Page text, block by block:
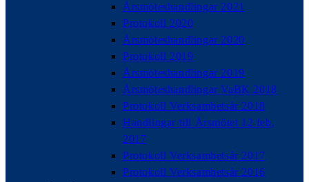
Årsmöteshandlingar 2021
Protokoll 2020
Årsmöteshandlingar 2020
Protokoll 2019
Årsmöteshandlingar 2019
Årsmöteshandlingar VaBK 2018
Protokoll Verksamhetsår 2018
Handlingar till Årsmötet 12 feb,
2017
Protokoll Verksamhetsår 2017
Protokoll Verksamhetsår 2016